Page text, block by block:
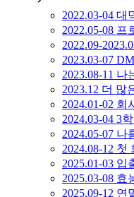
2022.03-04
2022.05-08 프
2022.09-
2023.03-07
2023.08-11 나
2023.12 더 많
2024.01-02 회
2024.03-04 3
2024.05-07 나
2024.08-12 첫
2025.01-03 입
2025.03-08
2025.09-12 연